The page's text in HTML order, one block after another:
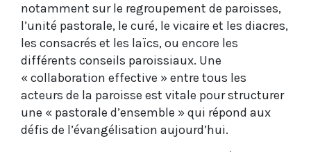
notamment sur le regroupement de paroisses,
l’unité pastorale, le curé, le vicaire et les diacres,
les consacrés et les laïcs, ou encore les
différents conseils paroissiaux. Une
« collaboration effective » entre tous les
acteurs de la paroisse est vitale pour structurer
une « pastorale d’ensemble » qui répond aux
défis de l’évangélisation aujourd’hui.